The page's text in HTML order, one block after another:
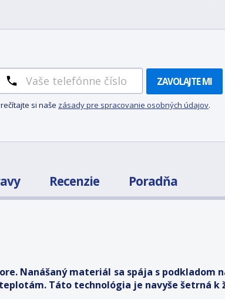
ZAVOLAJTE MI
si naše zásady pre spracovanie osobných údajov.
Recenzie Poradňa
Nanášaný materiál sa spája s podkladom
Táto technológia je navyše šetrná